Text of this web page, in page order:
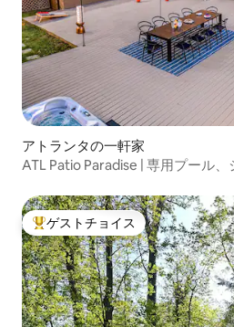
アトランタの一軒家
ATL Patio Paradise | 専用プール、
大好評のゲストチョイスです。
ゲストチョイス